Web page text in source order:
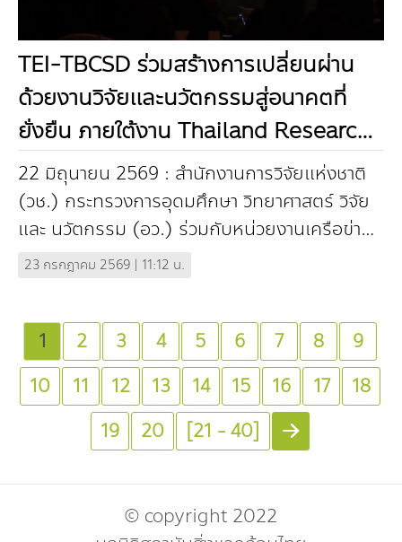
TEI-TBCSD ร่วมสร้างการเปลี่ยนผ่าน
ด้วยงานวิจัยและนวัตกรรมสู่อนาคตที่
ยั่งยืน ภายใต้งาน Thailand Research
Expo 2026
22 มิถุนายน 2569 : สำนักงานการวิจัยแห่งชาติ
(วช.) กระทรวงการอุดมศึกษา วิทยาศาสตร์ วิจัย
และ นวัตกรรม (อว.) ร่วมกับหน่วยงานเครือข่าย
ในระบบวิจัยทั่วประเทศและภาคส่วนที่เกี่ยว...
23 กรกฎาคม 2569 | 11:12 น.
1 2 3 4 5 6 7 8
9
10
11 12 13 14 15 16 17
18
19
20 [21 - 40]
© copyright 2022